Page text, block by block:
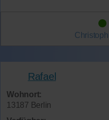
Christoph
Rafael
Wohnort:
13187 Berlin